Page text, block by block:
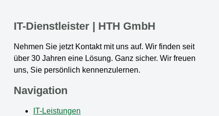
IT-Dienstleister | HTH GmbH
Nehmen Sie jetzt Kontakt mit uns auf. Wir finden seit
über 30 Jahren eine Lösung. Ganz sicher. Wir freuen
uns, Sie persönlich kennenzulernen.
Navigation
IT-Leistungen